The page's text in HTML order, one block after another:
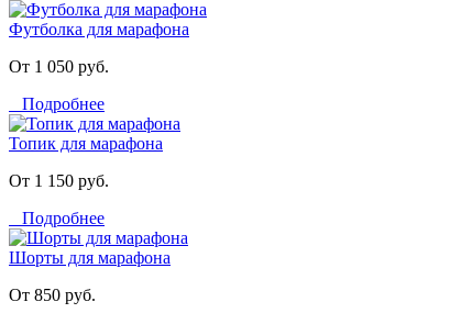
Футболка для марафона
От 1 050 руб.
Подробнее
Топик для марафона
От 1 150 руб.
Подробнее
Шорты для марафона
От 850 руб.